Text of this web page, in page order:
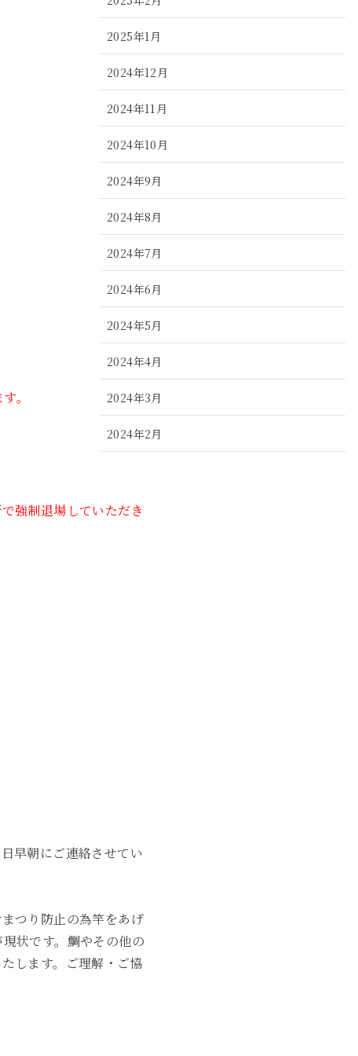
。
強制退場していただき
早朝にご連絡させてい
つり防止の為竿をあげ
状です。鯛やその他の
します。ご理解・ご協
2025年1月
2024年12月
2024年11月
2024年10月
2024年9月
2024年8月
2024年7月
2024年6月
2024年5月
2024年4月
2024年3月
2024年2月
2023年12月
2022年12月
2022年11月